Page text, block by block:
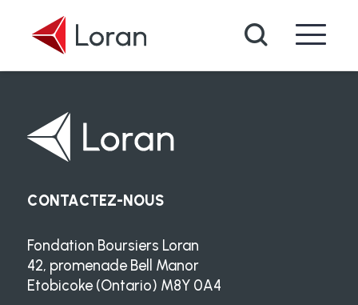
Recherche
CONTACTEZ-NOUS
Fondation Boursiers Loran
42, promenade Bell Manor
Etobicoke (Ontario) M8Y 0A4